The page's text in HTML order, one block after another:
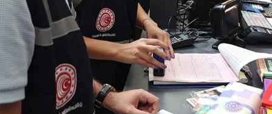
MAGAZİN
ESKİŞEHİRSPOR